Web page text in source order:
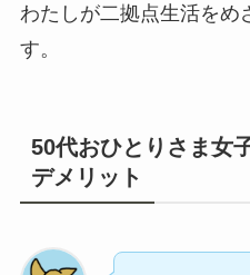
わたしが二拠点生活をめ
す。
50代おひとりさま
デメリット